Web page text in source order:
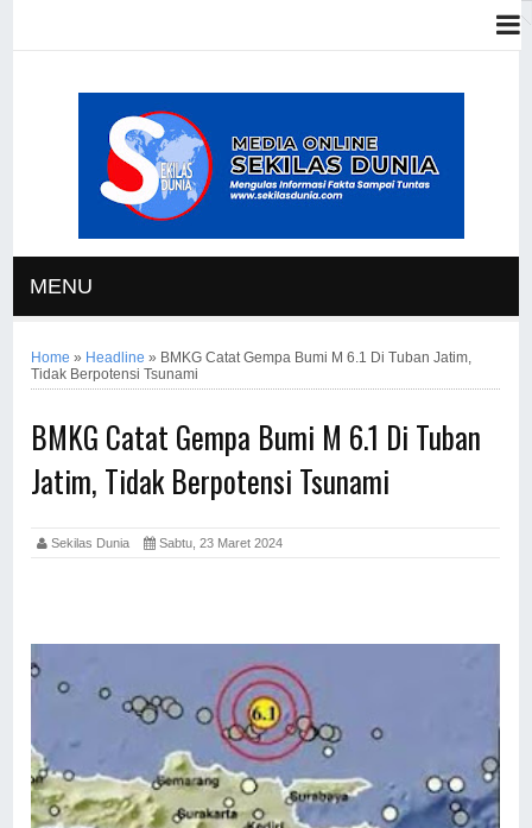
MENU
Home » Headline » BMKG Catat Gempa Bumi M 6.1 Di Tuban Jatim,
Tidak Berpotensi Tsunami
BMKG Catat Gempa Bumi M 6.1 Di Tuban
Jatim, Tidak Berpotensi Tsunami
Sekilas Dunia Sabtu, 23 Maret 2024